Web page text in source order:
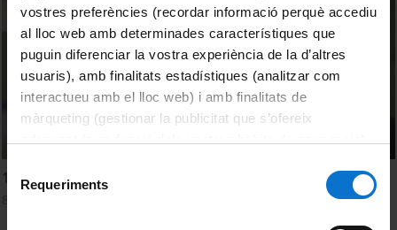
vostres preferències (recordar informació perquè accediu
al lloc web amb determinades característiques que
puguin diferenciar la vostra experiència de la d’altres
usuaris), amb finalitats estadístiques (analitzar com
interactueu amb el lloc web) i amb finalitats de
màrqueting (gestionar la publicitat que s’ofereix
consultar laPolítica de galetes del lloc web de la
de Requeriments
15 minuts amb... Miguel Morey